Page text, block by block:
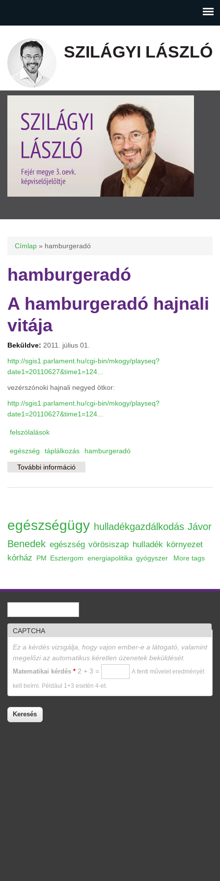
SZILÁGYI LÁSZLÓ
Jelenlegi hely
Címlap » hamburgeradó
hamburgeradó
A hamburgeradó hajnali
vitája
Beküldve: 2011. július 01.
http://sgis1.parlament.hu/cgi-bin/mkogy/playseq?
date1=20110627&time1=124...
vezérszónoki hajnali negyed ötkor:
http://sgis1.parlament.hu/cgi-bin/mkogy/playseq?
date1=20110627&time1=124...
felszólalások
egészség táplálkozás hamburgeradó
További információ
egészségügy hulladékgazdálkodás Jávor
Benedek egészség vörösiszap hulladék környezet
kórház
PM Esztergom energiapolitika gyógyszer More tags
CAPTCHA
Ez a kérdés vizsgálja, hogy vajon ember-e a látogató, valamint
megelőzi az automatikus kéretlen üzenetek beküldését.
Matematikai kérdés * 2 + 3 = A fenti művelet eredményét
kell beírni. Például 1+3 esetén 4-et.